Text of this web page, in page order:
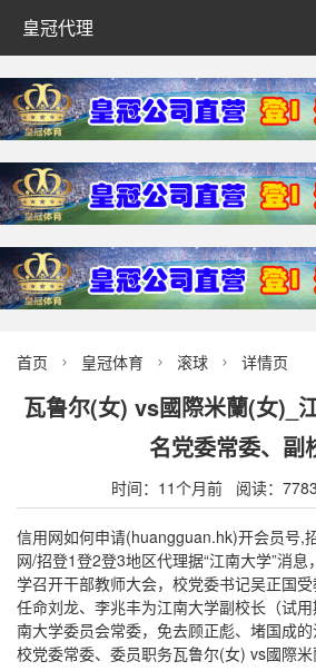
皇冠代理
首页  皇冠体育  滚球  详情页
瓦鲁尔(女) vs國際米蘭(女)_
名党委常委、副
时间：11个月前 阅读：
信用网如何申请(huangguan.hk)开会员号,
网/招登1登2登3地区代理据“江南大学”消
学召开干部教师大会，校党委书记吴正国
任命刘龙、李兆丰为江南大学副校长（试
南大学委员会常委，免去顾正彪、堵国成
校党委常委、委员职务瓦鲁尔(女) vs國際米